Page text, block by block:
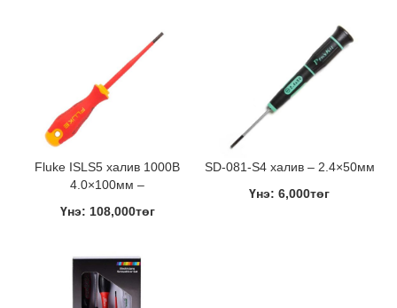
Fluke ISLS5 халив 1000В
4.0×100мм –
Үнэ: 108,000төг
SD-081-S4 халив – 2.4×50мм
Үнэ: 6,000төг